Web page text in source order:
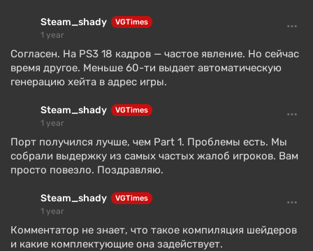
Steam_shady VGTimes
1 year
Согласен. На PS3 18 кадров — частое явление. Но сейчас
время другое. Меньше 60-ти выдает автоматическую
генерацию хейта в адрес игры.
Steam_shady VGTimes
1 year
Порт получился лучше, чем Part 1. Проблемы есть. Мы
собрали выдержку из самых частых жалоб игроков. Вам
просто повезло. Поздравляю.
Steam_shady VGTimes
1 year
Комментатор не знает, что такое компиляция шейдеров
и какие комплектующие она задействует.